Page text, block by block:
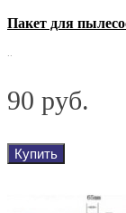
Пакет для
90 руб.
Купить